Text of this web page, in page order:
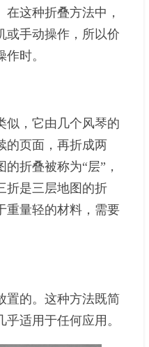
这种折叠方法中，
或手动操作，所以价
时。
似，它由几个风琴的
的页面，再折成两
折叠被称为“层”，
折是三层地图的折
重量轻的材料，需要
置的。这种方法既简
适用于任何应用。